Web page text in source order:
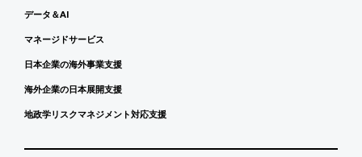
データ＆AI
マネージドサービス
日本企業の海外事業支援
海外企業の日本展開支援
地政学リスクマネジメント対応支援